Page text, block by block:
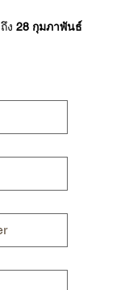
ถึง 28 กุมภาพันธ์